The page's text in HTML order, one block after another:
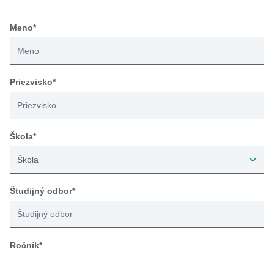
Meno*
Priezvisko*
Škola*
Študijný odbor*
Ročník*